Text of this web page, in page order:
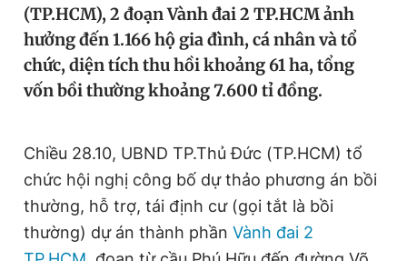
Video Magazine
Sản phẩm khác
Thông tin tòa soạn Liên hệ quảng cáo
(TP.HCM), 2 đoạn Vành đai 2 TP.HCM ảnh
hưởng đến 1.166 hộ gia đình, cá nhân và tổ
chức, diện tích thu hồi khoảng 61 ha, tổng
vốn bồi thường khoảng 7.600 tỉ đồng.
Chiều 28.10, UBND TP.Thủ Đức (TP.HCM) tổ
chức hội nghị công bố dự thảo phương án bồi
thường, hỗ trợ, tái định cư (gọi tắt là bồi
thường) dự án thành phần Vành đai 2